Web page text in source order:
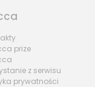
prize
z serwisu
prywatności